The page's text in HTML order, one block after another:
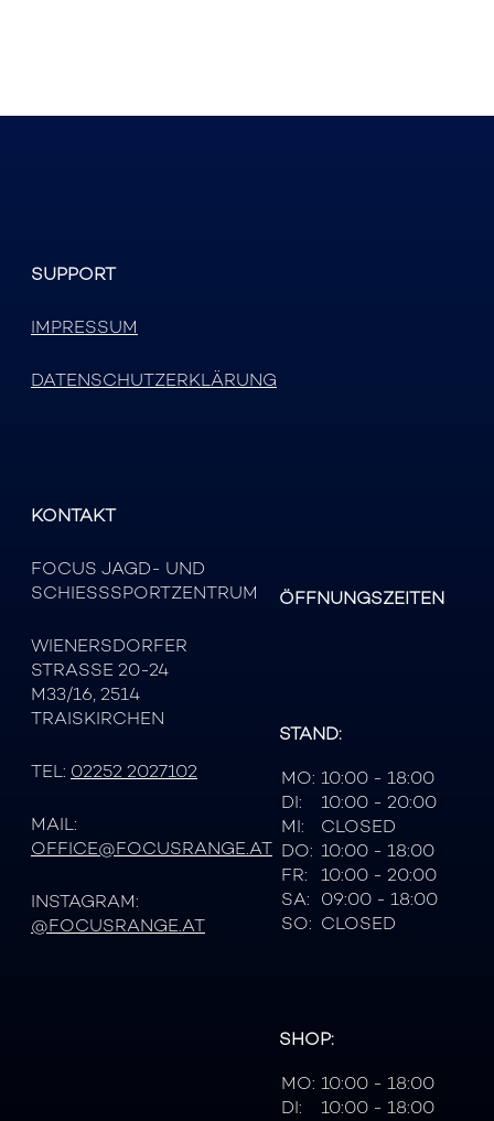
SUPPORT
IMPRESSUM
DATENSCHUTZERKLÄRUNG
KONTAKT
FOCUS JAGD- UND
SCHIESSSPORTZENTRUM
WIENERSDORFER
STRASSE 20-24
M33/16, 2514
TRAISKIRCHEN
TEL: 02252 2027102
MAIL:
OFFICE@FOCUSRANGE.AT
INSTAGRAM:
@FOCUSRANGE.AT
ÖFFNUNGSZEITEN
STAND:
MO: 10:00 - 18:00
DI:
10:00 - 20:00
MI:
CLOSED
DO: 10:00 - 18:00
FR:
10:00 - 20:00
SA: 09:00 - 18:00
SO: CLOSED
SHOP:
MO: 10:00 - 18:00
DI:
10:00 - 18:00